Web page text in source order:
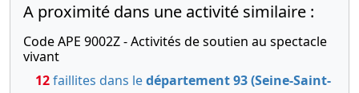
A proximité dans une activité similaire :
Code APE 9002Z - Activités de soutien au spectacle
vivant
12faillites dans ledépartement 93 (Seine-Saint-